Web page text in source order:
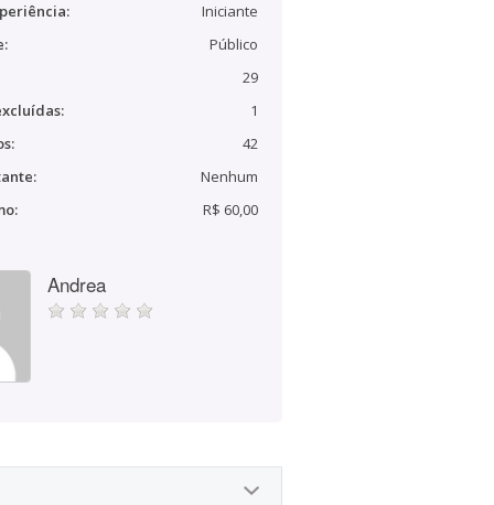
Iniciante
Público
29
1
42
Nenhum
R$ 60,00
Andrea